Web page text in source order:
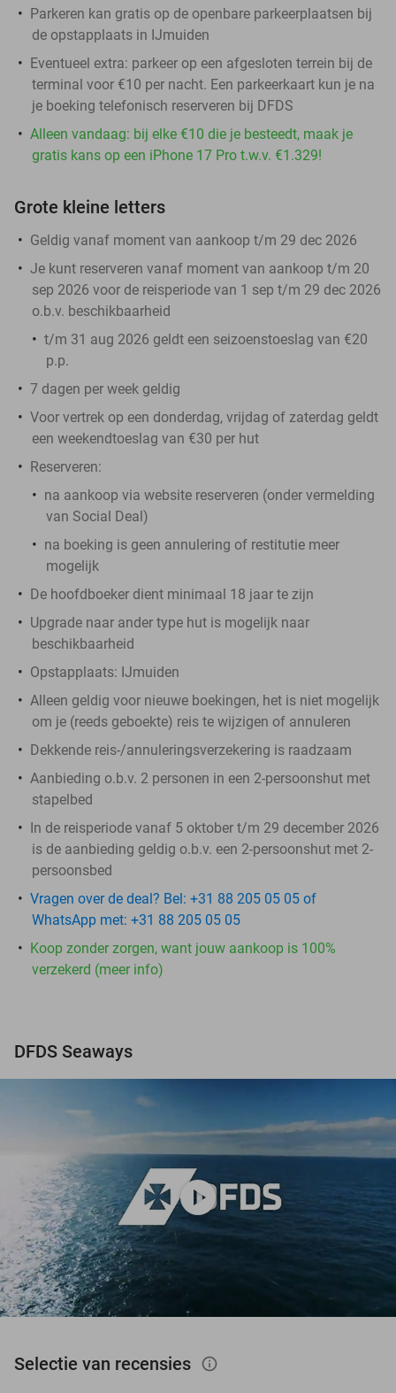
Parkeren kan gratis op de openbare parkeerplaatsen bij
de opstapplaats in IJmuiden
Eventueel extra: parkeer op een afgesloten terrein bij de
terminal voor €10 per nacht. Een parkeerkaart kun je na
je boeking telefonisch reserveren bij DFDS
Alleen vandaag: bij elke €10 die je besteedt, maak je
gratis kans op een iPhone 17 Pro t.w.v. €1.329!
Grote kleine letters
Geldig vanaf moment van aankoop t/m 29 dec 2026
Je kunt reserveren vanaf moment van aankoop t/m 20
sep 2026 voor de reisperiode van 1 sep t/m 29 dec 2026
o.b.v. beschikbaarheid
t/m 31 aug 2026 geldt een seizoenstoeslag van €20
p.p.
7 dagen per week geldig
Voor vertrek op een donderdag, vrijdag of zaterdag geldt
een weekendtoeslag van €30 per hut
Reserveren:
na aankoop via website reserveren (onder vermelding
van Social Deal)
na boeking is geen annulering of restitutie meer
mogelijk
De hoofdboeker dient minimaal 18 jaar te zijn
Upgrade naar ander type hut is mogelijk naar
beschikbaarheid
Opstapplaats: IJmuiden
Alleen geldig voor nieuwe boekingen, het is niet mogelijk
om je (reeds geboekte) reis te wijzigen of annuleren
Dekkende reis-/annuleringsverzekering is raadzaam
Aanbieding o.b.v. 2 personen in een 2-persoonshut met
stapelbed
In de reisperiode vanaf 5 oktober t/m 29 december 2026
is de aanbieding geldig o.b.v. een 2-persoonshut met 2-
persoonsbed
Vragen over de deal? Bel: +31 88 205 05 05 of
WhatsApp met: +31 88 205 05 05
Koop zonder zorgen, want jouw aankoop is 100%
verzekerd (meer info)
DFDS Seaways
play_circle
Selectie van recensies info_outlined